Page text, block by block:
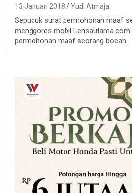
13 Januari 2018 Yudi Atmaja
Sepucuk surat permohonan maaf
menggores mobil Lensautama.com
permohonan maaf seorang bocah…